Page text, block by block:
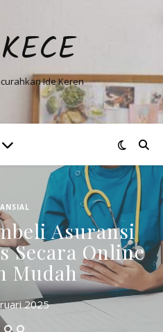
Ide Keren
Asuransi
Secara Online
Mudah
2025